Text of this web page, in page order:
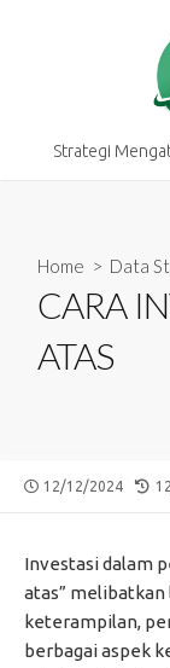
Strategi
Home > Data
CARA
ATAS
PUBLISHED
12/12/2024
Investasi dalam
atas”
keterampilan,
berbagai aspek